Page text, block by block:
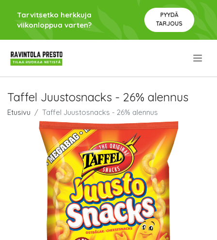
Tarvitsetko herkkuja
viikonloppua varten?
PYYDÄ
TARJOUS
Taffel Juustosnacks - 26% alennus
Etusivu Taffel Juustosnacks - 26% alennus